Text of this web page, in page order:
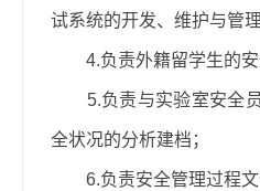
试系统的开发、维护与管
4.负责外籍留学生的安
5.负责与实验室安全员
全状况的分析建档；
6.负责安全管理过程文